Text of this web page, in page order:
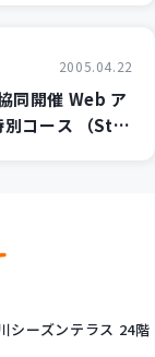
2005.04.22
同開催 Web ア
コース （Stru
シーズンテラス 24階